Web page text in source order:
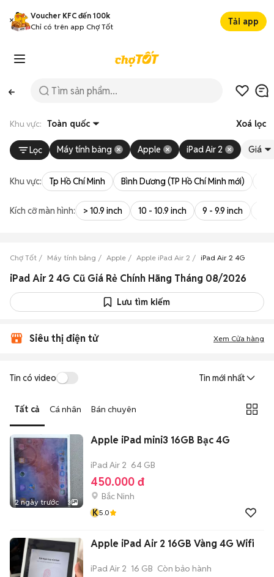
Voucher KFC đến 100k
Chỉ có trên app Chợ Tốt
Tải app
Khu vực: Toàn quốc Xoá lọc
Lọc Máy tính bảng Apple iPad Air 2 Giá
Khu vực: Tp Hồ Chí Minh Bình Dương (TP Hồ Chí Minh mới)
Kích cỡ màn hình: > 10.9 inch 10 - 10.9 inch 9 - 9.9 inch
Chợ Tốt Máy tính bảng Apple Apple iPad Air 2 iPad Air 2 4G
iPad Air 2 4G Cũ Giá Rẻ Chính Hãng Tháng 08/2026
Lưu tìm kiếm
Siêu thị điện tử Xem Cửa hàng
Tin có video Tin mới nhất
Tất cả Cá nhân Bán chuyên
2 ngày trước 3
Apple iPad mini3 16GB Bạc 4G
iPad Air 2 64 GB
450.000 đ
Bắc Ninh
K5.0
Apple iPad Air 2 16GB Vàng 4G Wifi
iPad Air 2 16 GB Còn bảo hành